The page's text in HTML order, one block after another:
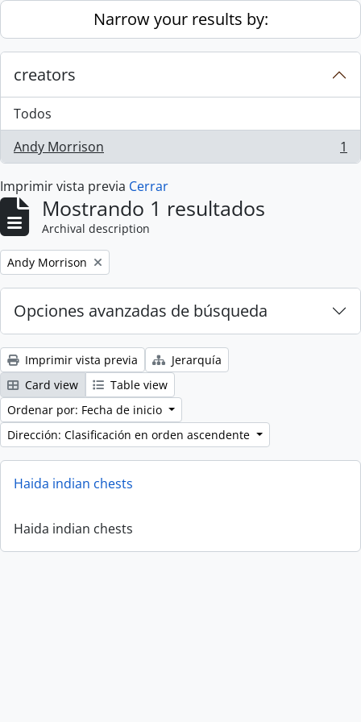
Skip to main contentNarrow your results by:
creators
Todos
Andy Morrison
, 1 resultados 1
Imprimir vista previa Cerrar
Mostrando 1 resultados
Archival description
Remove filter:
Andy Morrison
Opciones avanzadas de búsqueda
Imprimir vista previa
Jerarquía
Card view
Table view
Ordenar por: Fecha de inicio
Dirección: Clasificación en orden ascendente
Haida indian chests
Haida indian chests